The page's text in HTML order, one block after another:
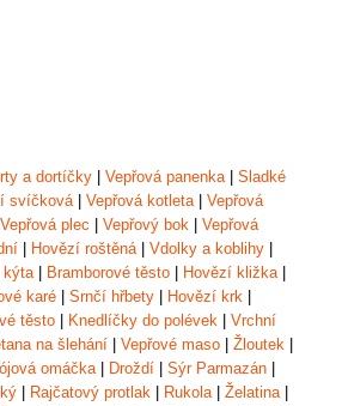
a dortíčky Vepřová panenka| Sladké
svíčková| Vepřová kotleta| Vepřová
Vepřová plec Vepřový bok
Vepřová
Hovězí roštěná| Vdolky a koblihy
kýta| Bramborové těsto Hovězí kližka|
karé Srnčí hřbety Hovězí krk
těsto Knedlíčky do polévek
Vrchní
na šlehání Vepřové maso Žloutek
omáčka| Droždí Sýr Parmazán
Rajčatový protlak Rukola| Želatina|